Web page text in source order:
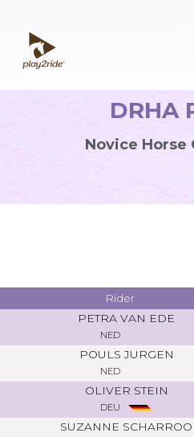
DRHA
Novice Horse
Rider
PETRA VAN EDE
NED
POULS JURGEN
NED
OLIVER STEIN
DEU
SUZANNE SCHARROO